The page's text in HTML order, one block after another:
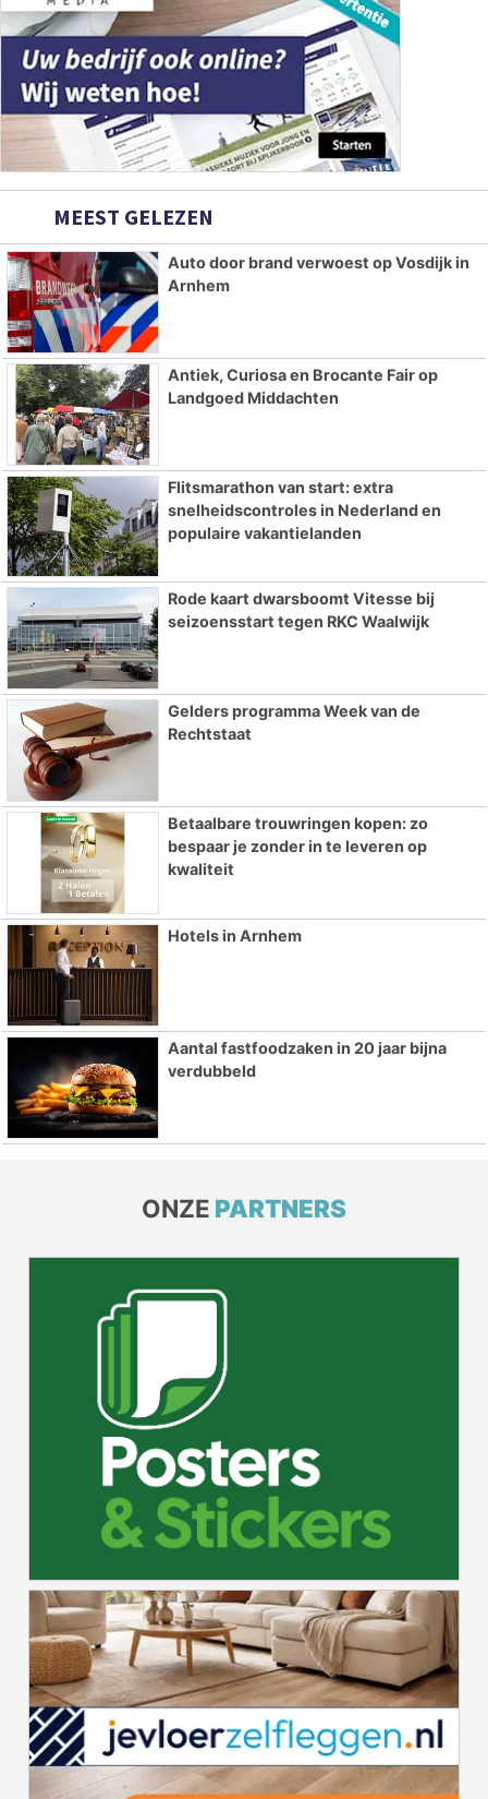
MEEST GELEZEN
Auto door brand verwoest op Vosdijk in
Arnhem
Antiek, Curiosa en Brocante Fair op
Landgoed Middachten
Flitsmarathon van start: extra
snelheidscontroles in Nederland en
populaire vakantielanden
Rode kaart dwarsboomt Vitesse bij
seizoensstart tegen RKC Waalwijk
Gelders programma Week van de
Rechtstaat
Betaalbare trouwringen kopen: zo
bespaar je zonder in te leveren op
kwaliteit
Hotels in Arnhem
Aantal fastfoodzaken in 20 jaar bijna
verdubbeld
ONZE PARTNERS